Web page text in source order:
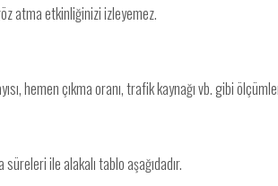
atma etkinliğinizi izleyemez.
hemen çıkma oranı, trafik kaynağı vb. gibi
ile alakalı tablo aşağıdadır.